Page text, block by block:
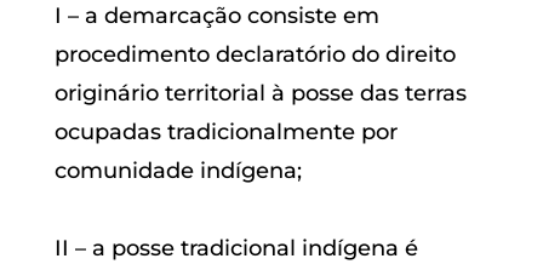
I – a demarcação consiste em
procedimento declaratório do direito
originário territorial à posse das terras
ocupadas tradicionalmente por
comunidade indígena;
II – a posse tradicional indígena é